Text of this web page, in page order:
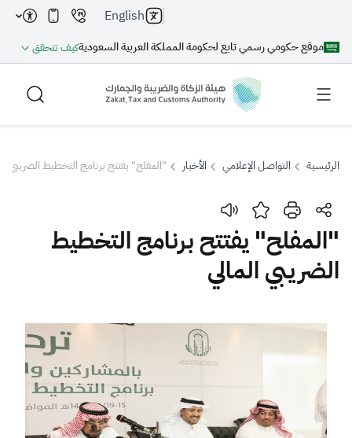
موقع حكومي رسمي تابع لحكومة المملكة العربية السعوديةكيف تتحقق
English
بحث
بحث بحث AI
اقتراحات
الزكاة
ضريبة القيمة المضافة
التصرفات العقارية
الرئيسية التواصل الإعلامي الأخبار "المفلح" يفتتح برنامج التخطيط الضريبي
"المفلح" يفتتح برنامج التخطيط
الضريبي المالي